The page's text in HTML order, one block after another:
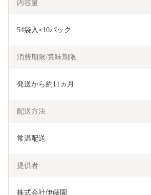
内容量
54袋入×10パック
消費期限/賞味期限
発送から約11ヵ月
配送方法
常温配送
提供者
株式会社伊藤園